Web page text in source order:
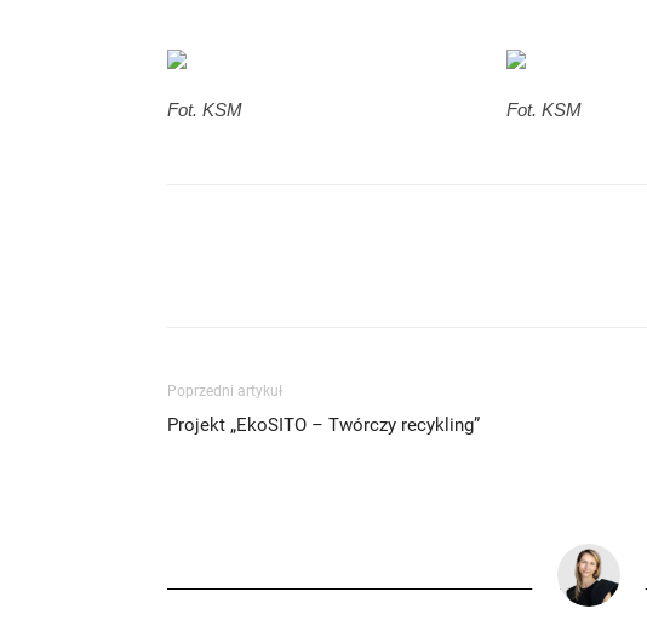
Fot. KSM Fot. KSM
Poprzedni artykuł
Projekt „EkoSITO – Twórczy recykling”